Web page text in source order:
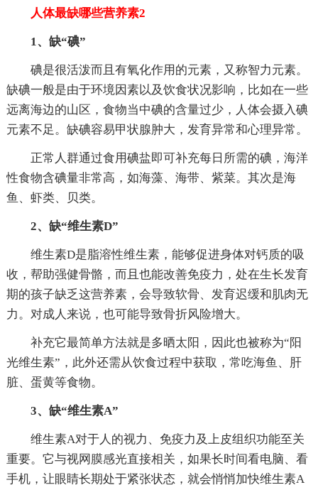
人体最缺哪些营养素2
1、缺“碘”
碘是很活泼而且有氧化作用的元素，又称智力元素。
缺碘一般是由于环境因素以及饮食状况影响，比如在一些
远离海边的山区，食物当中碘的含量过少，人体会摄入碘
元素不足。缺碘容易甲状腺肿大，发育异常和心理异常。
正常人群通过食用碘盐即可补充每日所需的碘，海洋
性食物含碘量非常高，如海藻、海带、紫菜。其次是海
鱼、虾类、贝类。
2、缺“维生素D”
维生素D是脂溶性维生素，能够促进身体对钙质的吸
收，帮助强健骨骼，而且也能改善免疫力，处在生长发育
期的孩子缺乏这营养素，会导致软骨、发育迟缓和肌肉无
力。对成人来说，也可能导致骨折风险增大。
补充它最简单方法就是多晒太阳，因此也被称为“阳
光维生素”，此外还需从饮食过程中获取，常吃海鱼、肝
脏、蛋黄等食物。
3、缺“维生素A”
维生素A对于人的视力、免疫力及上皮组织功能至关
重要。它与视网膜感光直接相关，如果长时间看电脑、看
手机，让眼睛长期处于紧张状态，就会悄悄加快维生素A